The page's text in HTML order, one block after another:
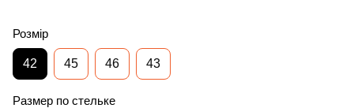
Розмір
42 45 46 43
Размер по стельке